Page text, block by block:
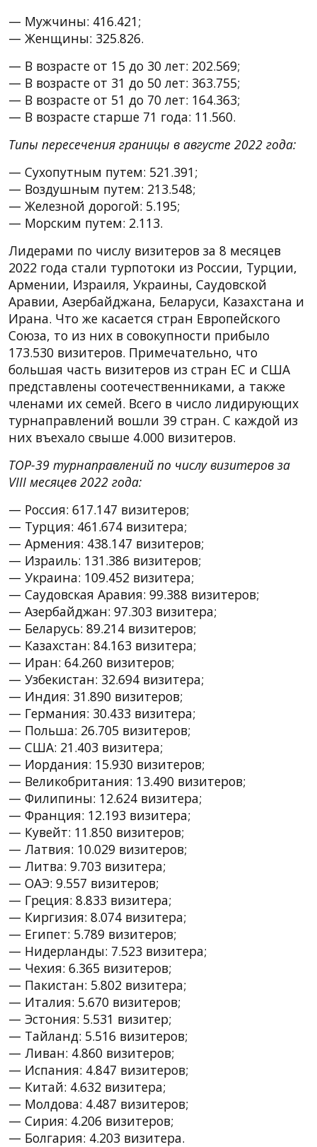
— Мужчины: 416.421;
— Женщины: 325.826.
— В возрасте от 15 до 30 лет: 202.569;
— В возрасте от 31 до 50 лет: 363.755;
— В возрасте от 51 до 70 лет: 164.363;
— В возрасте старше 71 года: 11.560.
Типы пересечения границы в августе 2022 года:
— Сухопутным путем: 521.391;
— Воздушным путем: 213.548;
— Железной дорогой: 5.195;
— Морским путем: 2.113.
Лидерами по числу визитеров за 8 месяцев
2022 года стали турпотоки из России, Турции,
Армении, Израиля, Украины, Саудовской
Аравии, Азербайджана, Беларуси, Казахстана и
Ирана. Что же касается стран Европейского
Союза, то из них в совокупности прибыло
173.530 визитеров. Примечательно, что
большая часть визитеров из стран ЕС и США
представлены соотечественниками, а также
членами их семей. Всего в число лидирующих
турнаправлений вошли 39 стран. С каждой из
них въехало свыше 4.000 визитеров.
TOP-39 турнаправлений по числу визитеров за
VIII месяцев 2022 года:
— Россия: 617.147 визитеров;
— Турция: 461.674 визитера;
— Армения: 438.147 визитеров;
— Израиль: 131.386 визитеров;
— Украина: 109.452 визитера;
— Саудовская Аравия: 99.388 визитеров;
— Азербайджан: 97.303 визитера;
— Беларусь: 89.214 визитеров;
— Казахстан: 84.163 визитера;
— Иран: 64.260 визитеров;
— Узбекистан: 32.694 визитера;
— Индия: 31.890 визитеров;
— Германия: 30.433 визитера;
— Польша: 26.705 визитеров;
— США: 21.403 визитера;
— Иордания: 15.930 визитеров;
— Великобритания: 13.490 визитеров;
— Филипины: 12.624 визитера;
— Франция: 12.193 визитера;
— Кувейт: 11.850 визитеров;
— Латвия: 10.029 визитеров;
— Литва: 9.703 визитера;
— ОАЭ: 9.557 визитеров;
— Греция: 8.833 визитера;
— Киргизия: 8.074 визитера;
— Египет: 5.789 визитеров;
— Нидерланды: 7.523 визитера;
— Чехия: 6.365 визитеров;
— Пакистан: 5.802 визитера;
— Италия: 5.670 визитеров;
— Эстония: 5.531 визитер;
— Тайланд: 5.516 визитеров;
— Ливан: 4.860 визитеров;
— Испания: 4.847 визитеров;
— Китай: 4.632 визитера;
— Молдова: 4.487 визитеров;
— Сирия: 4.206 визитеров;
— Болгария: 4.203 визитера.